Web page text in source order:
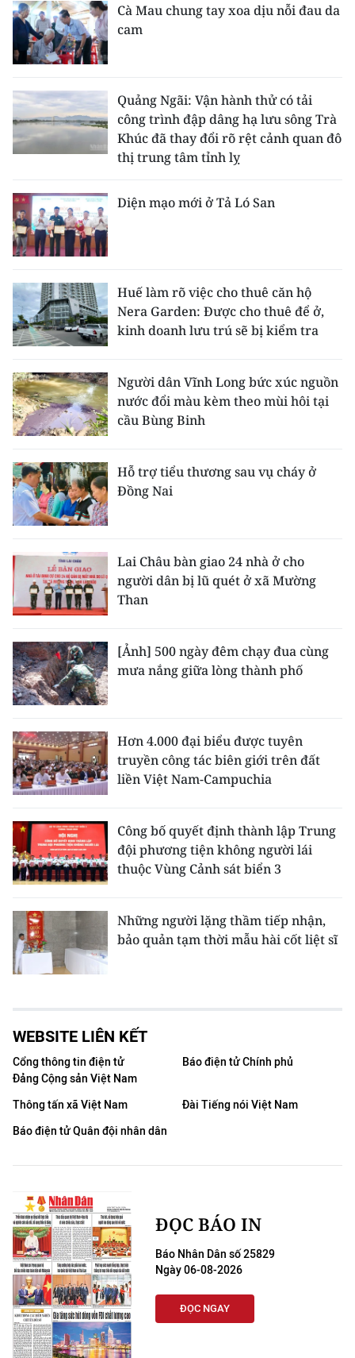
Cà Mau chung tay xoa dịu nỗi đau da
cam
Quảng Ngãi: Vận hành thử có tải
công trình đập dâng hạ lưu sông Trà
Khúc đã thay đổi rõ rệt cảnh quan đô
thị trung tâm tỉnh lỵ
Diện mạo mới ở Tả Ló San
Huế làm rõ việc cho thuê căn hộ
Nera Garden: Được cho thuê để ở,
kinh doanh lưu trú sẽ bị kiểm tra
Người dân Vĩnh Long bức xúc nguồn
nước đổi màu kèm theo mùi hôi tại
cầu Bùng Binh
Hỗ trợ tiểu thương sau vụ cháy ở
Đồng Nai
Lai Châu bàn giao 24 nhà ở cho
người dân bị lũ quét ở xã Mường
Than
[Ảnh] 500 ngày đêm chạy đua cùng
mưa nắng giữa lòng thành phố
Hơn 4.000 đại biểu được tuyên
truyền công tác biên giới trên đất
liền Việt Nam-Campuchia
Công bố quyết định thành lập Trung
đội phương tiện không người lái
thuộc Vùng Cảnh sát biển 3
Những người lặng thầm tiếp nhận,
bảo quản tạm thời mẫu hài cốt liệt sĩ
WEBSITE LIÊN KẾT
Cổng thông tin điện tử
Đảng Cộng sản Việt Nam
Báo điện tử Chính phủ
Thông tấn xã Việt Nam
Đài Tiếng nói Việt Nam
Báo điện tử Quân đội nhân dân
ĐỌC BÁO IN
Báo Nhân Dân số 25829
Ngày 06-08-2026
ĐỌC NGAY